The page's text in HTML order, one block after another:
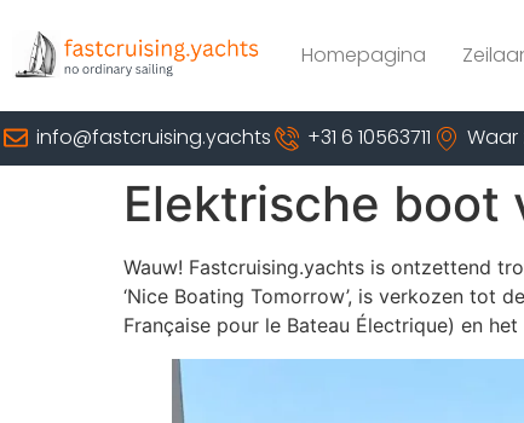
Homepagina
info@fastcruising.yachts +31 6 10563711 Waar
Elektrische boot
Wauw! Fastcruising.yachts is ontzettend
‘Nice Boating Tomorrow’, is verkozen tot
Française pour le Bateau Électrique) en